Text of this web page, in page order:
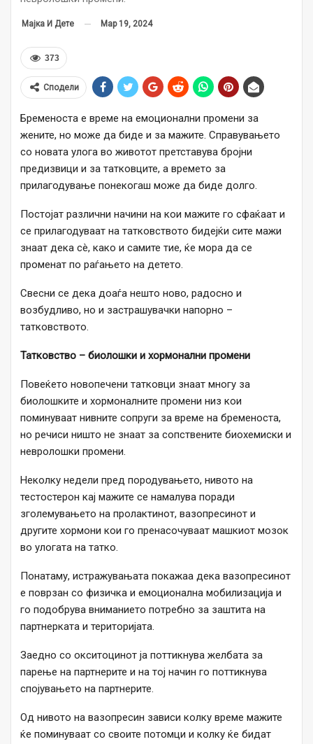
Мајка И Дете Мар 19, 2024
373
Сподели
Бременоста е време на емоционални промени за
жените, но може да биде и за мажите. Справувањето
со новата улога во животот претставува бројни
предизвици и за татковците, а времето за
прилагодување понекогаш може да биде долго.
Постојат различни начини на кои мажите го сфаќаат и
се прилагодуваат на татковството бидејќи сите мажи
знаат дека сè, како и самите тие, ќе мора да се
променат по раѓањето на детето.
Свесни се дека доаѓа нешто ново, радосно и
возбудливо, но и застрашувачки напорно –
татковството.
Татковство – биолошки и хормонални промени
Повеќето новопечени татковци знаат многу за
биолошките и хормоналните промени низ кои
поминуваат нивните сопруги за време на бременоста,
но речиси ништо не знаат за сопствените биохемиски и
невролошки промени.
Неколку недели пред породувањето, нивото на
тестостерон кај мажите се намалува поради
зголемувањето на пролактинот, вазопресинот и
другите хормони кои го пренасочуваат машкиот мозок
во улогата на татко.
Понатаму, истражувањата покажаа дека вазопресинот
е поврзан со физичка и емоционална мобилизација и
го подобрува вниманието потребно за заштита на
партнерката и територијата.
Заедно со окситоцинот ја поттикнува желбата за
парење на партнерите и на тој начин го поттикнува
спојувањето на партнерите.
Од нивото на вазопресин зависи колку време мажите
ќе поминуваат со своите потомци и колку ќе бидат